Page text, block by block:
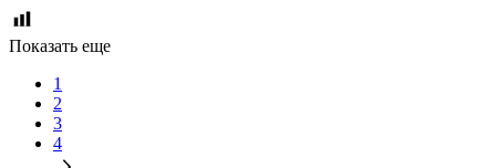
Показать еще
1
2
3
4